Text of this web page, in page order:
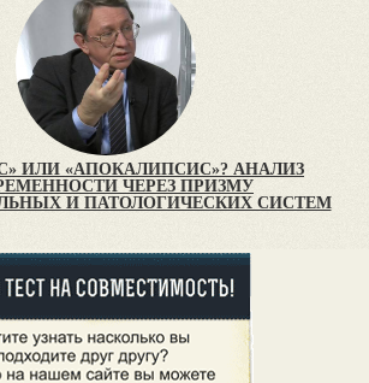
ИЛИ «АПОКАЛИПСИС»? АНАЛИЗ
ЧЕРЕЗ ПРИЗМУ
И ПАТОЛОГИЧЕСКИХ СИСТЕМ